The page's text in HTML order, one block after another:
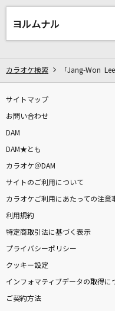
マルシィ
未来予想図Ⅱ
HOWEVER
GLAY
五番街のマリーへ
高橋真梨子
Day N Night (feat.
U)
BAD HOP
ヨルムナル
カラオケ検索 「Jang-Won
サイトマップ
お問い合わせ
DAM
DAM★とも
カラオケ＠DAM
サイトのご利用について
カラオケご利用にあたっての注意
利用規約
特定商取引法に基づく表示
プライバシーポリシー
クッキー設定
インフォマティブデータの取得に
ご契約方法